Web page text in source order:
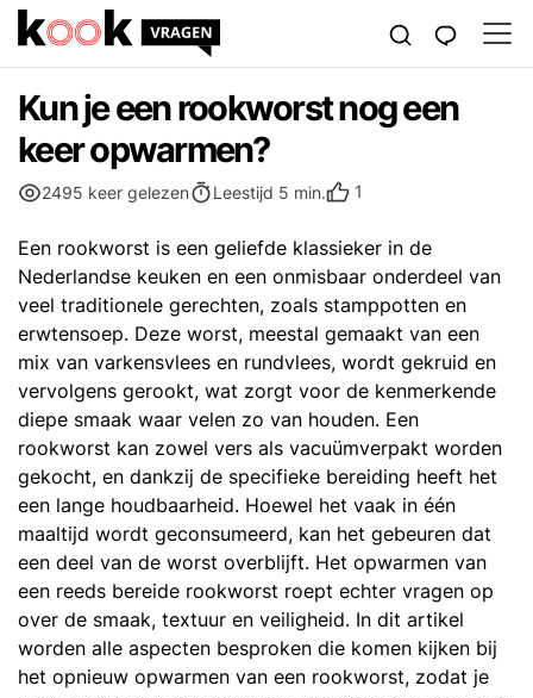
Kun je een rookworst nog een
keer opwarmen?
2495 keer gelezen Leestijd 5 min. 1
Een rookworst is een geliefde klassieker in de
Nederlandse keuken en een onmisbaar onderdeel van
veel traditionele gerechten, zoals stamppotten en
erwtensoep. Deze worst, meestal gemaakt van een
mix van varkensvlees en rundvlees, wordt gekruid en
vervolgens gerookt, wat zorgt voor de kenmerkende
diepe smaak waar velen zo van houden. Een
rookworst kan zowel vers als vacuümverpakt worden
gekocht, en dankzij de specifieke bereiding heeft het
een lange houdbaarheid. Hoewel het vaak in één
maaltijd wordt geconsumeerd, kan het gebeuren dat
een deel van de worst overblijft. Het opwarmen van
een reeds bereide rookworst roept echter vragen op
over de smaak, textuur en veiligheid. In dit artikel
worden alle aspecten besproken die komen kijken bij
het opnieuw opwarmen van een rookworst, zodat je